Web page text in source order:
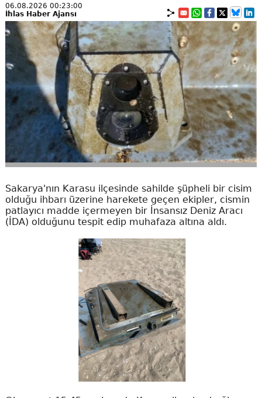
06.08.2026 00:23:00
İhlas Haber Ajansı
Sakarya'nın Karasu ilçesinde sahilde şüpheli bir cisim
olduğu ihbarı üzerine harekete geçen ekipler, cismin
patlayıcı madde içermeyen bir İnsansız Deniz Aracı
(İDA) olduğunu tespit edip muhafaza altına aldı.